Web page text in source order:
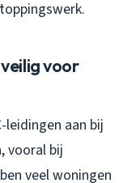
voor
leidingen aan bij
vooral bij
veel woningen